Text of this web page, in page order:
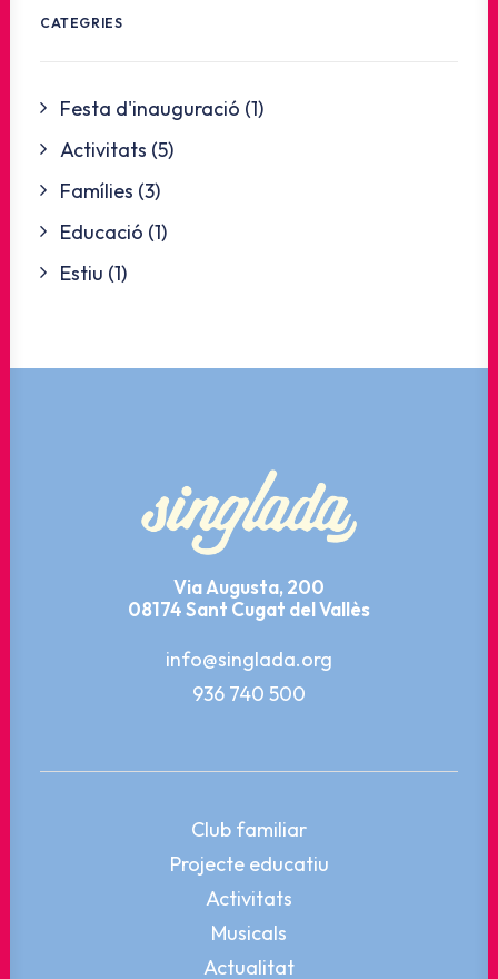
CATEGRIES
Festa d'inauguració (1)
Activitats (5)
Famílies (3)
Educació (1)
Estiu (1)
Via Augusta, 200
08174 Sant Cugat del Vallès
info@singlada.org
936 740 500
Club familiar
Projecte educatiu
Activitats
Musicals
Actualitat